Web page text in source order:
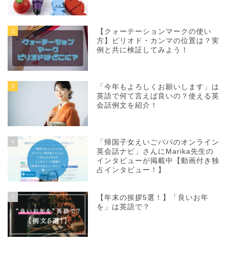
2
【クォーテーションマークの使い
方】ピリオド・カンマの位置は？実
例と共に検証してみよう！
3
「今年もよろしくお願いします」は
英語で何て言えば良いの？使える英
会話例文を紹介！
4
「帰国子女えいごパパのオンライン
英会話ナビ」さんにMarika先生の
インタビューが掲載中【動画付き独
占インタビュー！】
5
【年末の挨拶5選！】「良いお年
を」は英語で？